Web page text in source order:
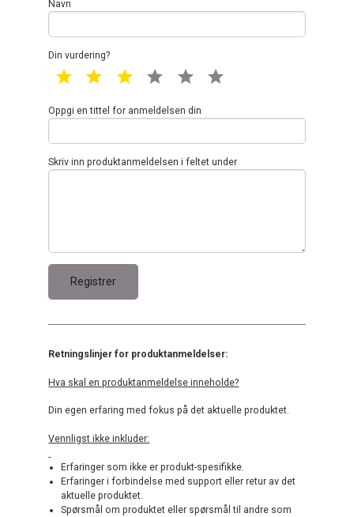
Navn
Din vurdering?
1 star 2 star 3 star 4 star 5 star
Oppgi en tittel for anmeldelsen din
Skriv inn produktanmeldelsen i feltet under
Retningslinjer for produktanmeldelser:
Hva skal en produktanmeldelse inneholde?
Din egen erfaring med fokus på det aktuelle produktet.
Vennligst ikke inkluder:
Erfaringer som ikke er produkt-spesifikke.
Erfaringer i forbindelse med support eller retur av det
aktuelle produktet.
Spørsmål om produktet eller spørsmål til andre som